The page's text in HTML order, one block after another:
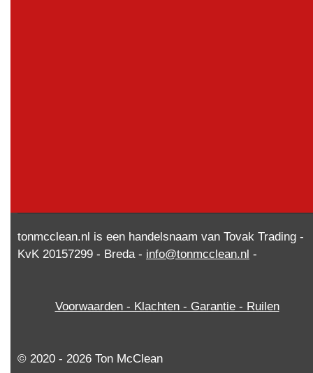
tonmcclean.nl is een handelsnaam van Tovak Trading -
KvK 20157299 - Breda - info@tonmcclean.nl -
Voorwaarden - Klachten - Garantie - Ruilen
© 2020 - 2026 Ton McClean